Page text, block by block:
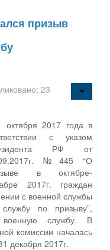
призыв
23
2017 года в
с указом
РФ от
№445 “О
в октябре-
2017г. граждан
с военной службы
по призыву”,
службу. В
комиссии началась
декабря 2017г.